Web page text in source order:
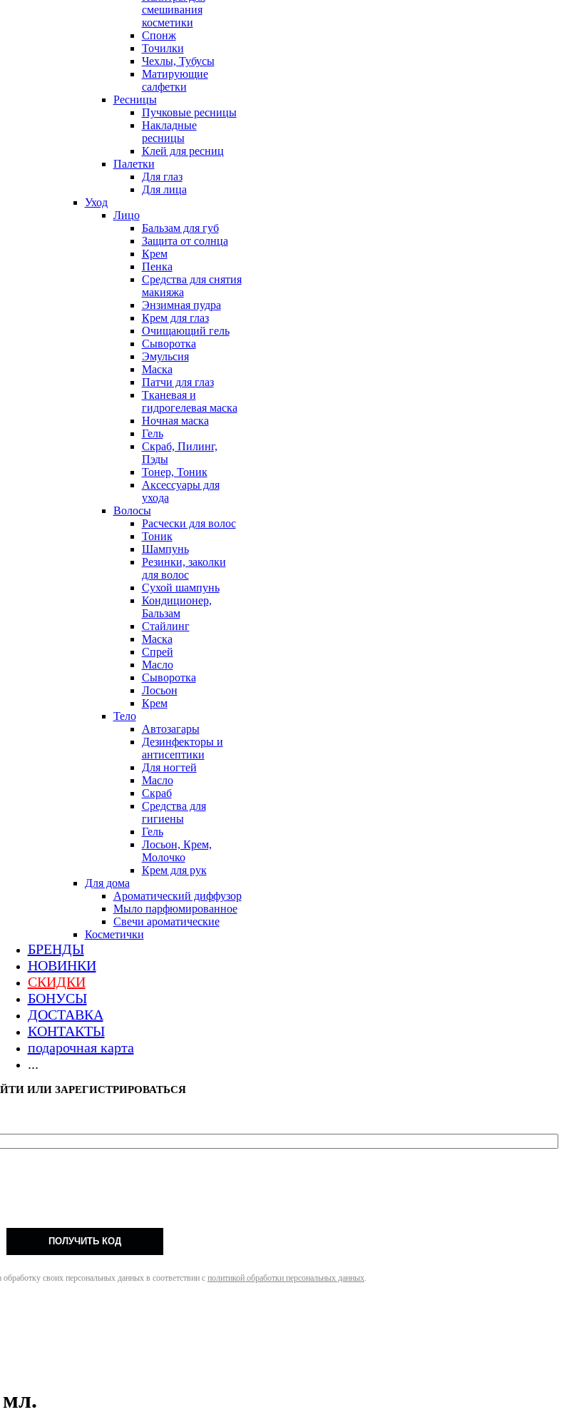
смешивания
косметики
Спонж
Точилки
Чехлы, Тубусы
Матирующие
салфетки
Ресницы
Пучковые ресницы
Накладные
ресницы
Клей для ресниц
Палетки
Для глаз
Для лица
Уход
Лицо
Бальзам для губ
Защита от солнца
Крем
Пенка
Средства для снятия
макияжа
Энзимная пудра
Крем для глаз
Очищающий гель
Сыворотка
Эмульсия
Маска
Патчи для глаз
Тканевая и
гидрогелевая маска
Ночная маска
Гель
Скраб, Пилинг,
Пэды
Тонер, Тоник
Аксессуары для
ухода
Волосы
Расчески для волос
Тоник
Шампунь
Резинки, заколки
для волос
Сухой шампунь
Кондиционер,
Бальзам
Стайлинг
Маска
Спрей
Масло
Сыворотка
Лосьон
Крем
Тело
Автозагары
Дезинфекторы и
антисептики
Для ногтей
Масло
Скраб
Средства для
гигиены
Гель
Лосьон, Крем,
Молочко
Крем для рук
Для дома
Ароматический диффузор
Мыло парфюмированное
Свечи ароматические
Косметички
БРЕНДЫ
НОВИНКИ
СКИДКИ
БОНУСЫ
ДОСТАВКА
КОНТАКТЫ
подарочная карта
...
ИЛИ ЗАРЕГИСТРИРОВАТЬСЯ
ПОЛУЧИТЬ КОД
своих персональных данных в соответствии с политикой обработки персональных данных.